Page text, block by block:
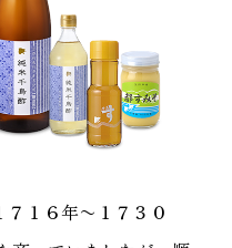
１６年〜１７３０